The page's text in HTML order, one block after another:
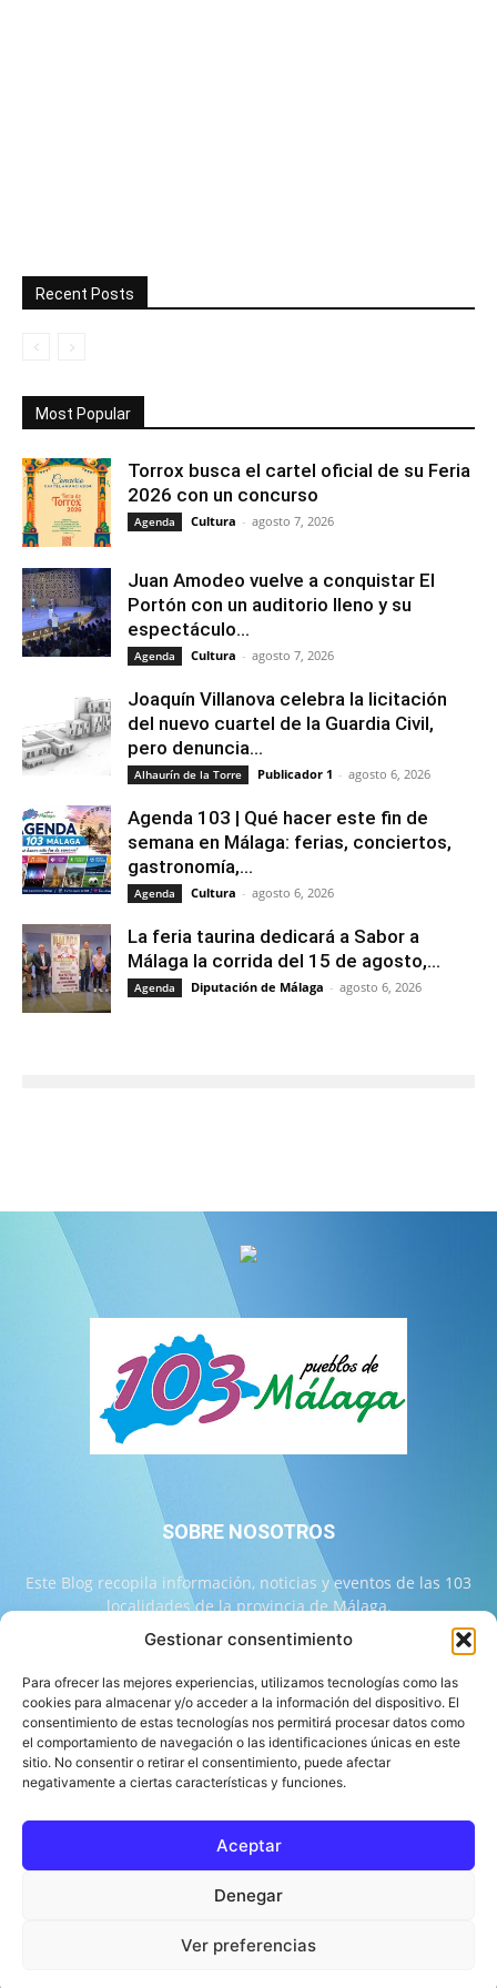
Gestionar consentimiento
Para ofrecer las mejores experiencias, utilizamos tecnologías como las
cookies para almacenar y/o acceder a la información del dispositivo. El
consentimiento de estas tecnologías nos permitirá procesar datos como
el comportamiento de navegación o las identificaciones únicas en este
sitio. No consentir o retirar el consentimiento, puede afectar
negativamente a ciertas características y funciones.
Aceptar
Denegar
Ver preferencias
Recent Posts
Most Popular
Torrox busca el cartel oficial de su Feria
2026 con un concurso
Agenda Cultura - agosto 7, 2026
Juan Amodeo vuelve a conquistar El
Portón con un auditorio lleno y su
espectáculo...
Agenda Cultura - agosto 7, 2026
Joaquín Villanova celebra la licitación
del nuevo cuartel de la Guardia Civil,
pero denuncia...
Alhaurín de la Torre Publicador 1 - agosto 6, 2026
Agenda 103 | Qué hacer este fin de
semana en Málaga: ferias, conciertos,
gastronomía,...
Agenda Cultura - agosto 6, 2026
La feria taurina dedicará a Sabor a
Málaga la corrida del 15 de agosto,...
Agenda Diputación de Málaga - agosto 6, 2026
SOBRE NOSOTROS
Este Blog recopila información, noticias y eventos de las 103
localidades de la provincia de Málaga.
Contáctanos:info@103malaga.com
SÍGUENOS
Equipo de 103 Málaga
Aviso Legal